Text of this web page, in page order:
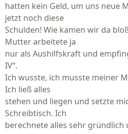
hatten kein Geld, um uns neue
jetzt noch diese
Schulden! Wie kamen wir da
Mutter arbeitete ja
nur als Aushilfskraft und
IV“.
Ich wusste, ich musste meiner
Ich ließ alles
stehen und liegen und setzte
Schreibtisch. Ich
berechnete alles sehr gründlich